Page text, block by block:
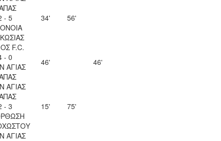
- 5
34' 56'
F.C.
- 0
ΑΓΙΑΣ
46' 46'
ΑΓΙΑΣ
- 3
15' 75'
ΑΓΙΑΣ